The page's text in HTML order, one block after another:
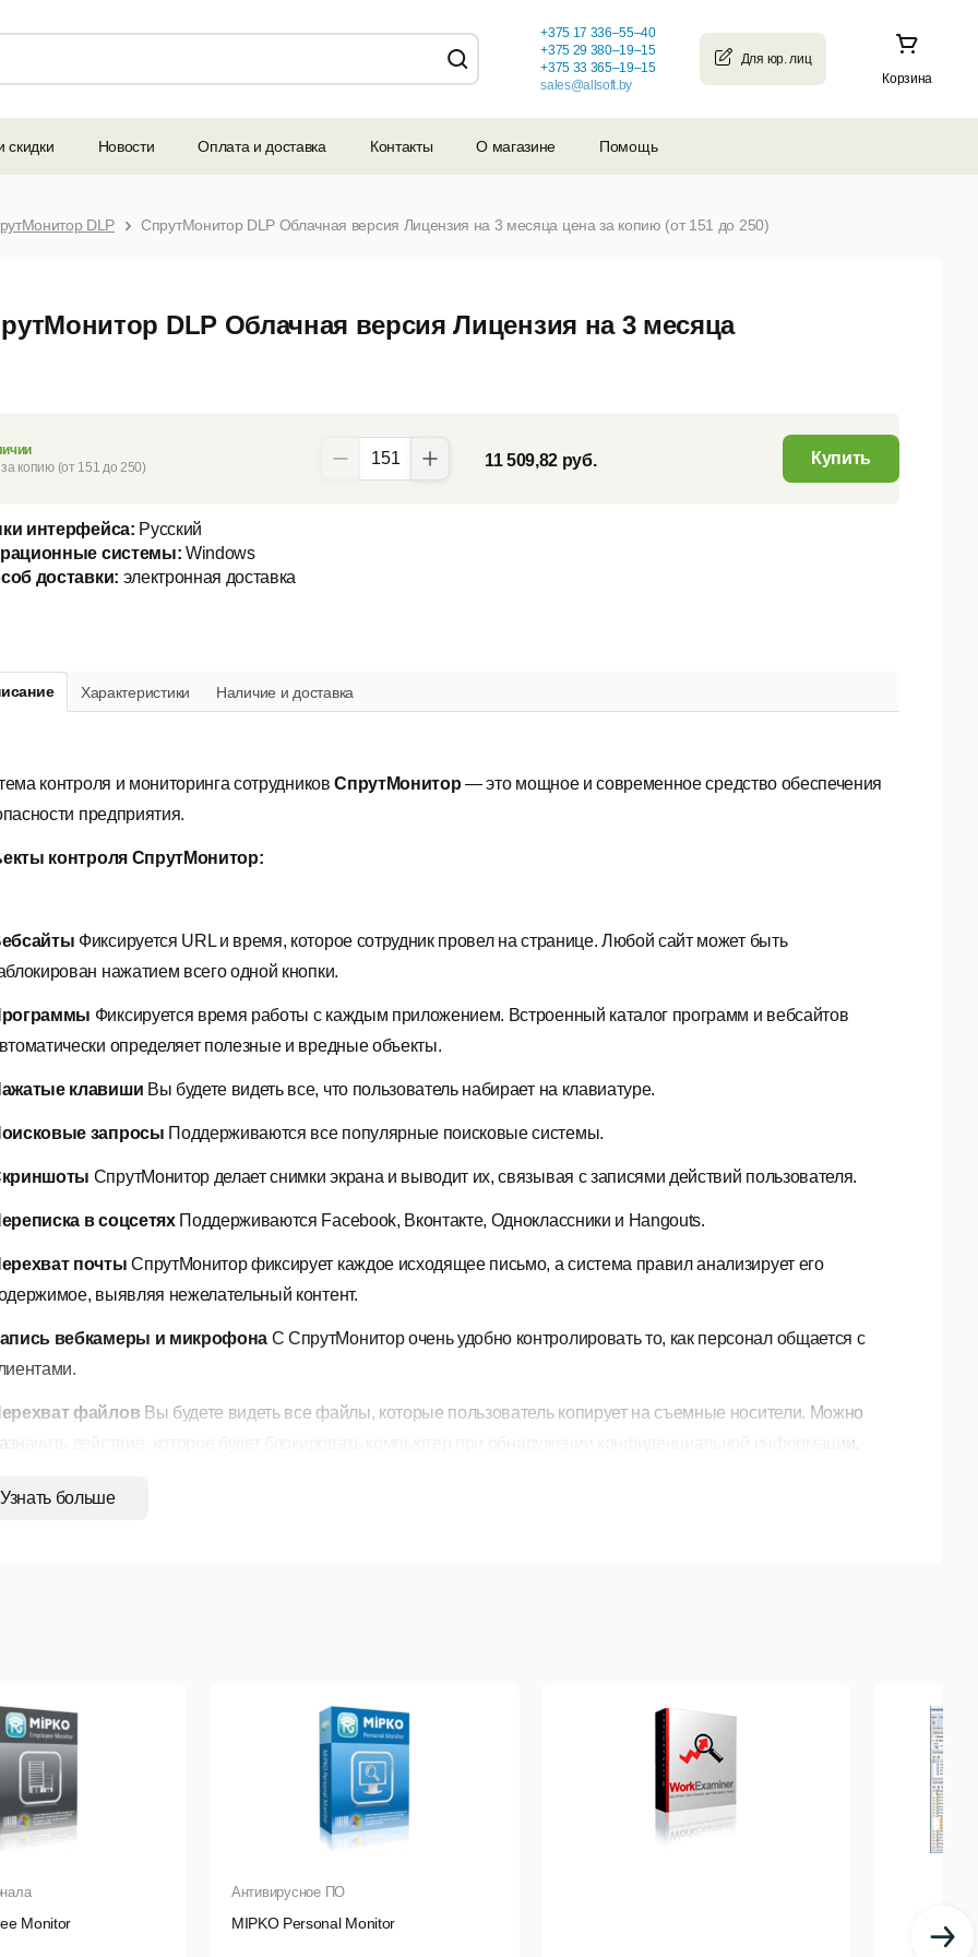
Корзина
+375 17 336–55–40
+375 29 380–19–15
+375 33 365–19–15
sales@allsoft.by
скидки Новости Оплата и доставка Контакты О магазине Помощь
DLP СпрутМонитор DLP Облачная версия Лицензия на 3 месяца цена за копию (от 151 до 250)
DLP Облачная версия Лицензия на 3 месяца
Характеристики Наличие и доставка
контроля и мониторинга сотрудниковСпрутМонитор — это мощное и современное средство обеспечения
предприятия.
контроля СпрутМонитор:
Фиксируется URL и время, которое сотрудник провел на странице. Любой сайт может быть
нажатием всего одной кнопки.
Фиксируется время работы с каждым приложением. Встроенный каталог программ и вебсайтов
определяет полезные и вредные объекты.
клавиши Вы будете видеть все, что пользователь набирает на клавиатуре.
запросы Поддерживаются все популярные поисковые системы.
СпрутМонитор делает снимки экрана и выводит их, связывая с записями действий пользователя.
в соцсетяхПоддерживаются Facebook, Вконтакте, Одноклассники и Hangouts.
почты СпрутМонитор фиксирует каждое исходящее письмо, а система правил анализирует его
выявляя нежелательный контент.
вебкамеры и микрофона С СпрутМонитор очень удобно контролировать то, как персонал общается с
файлов Вы будете видеть все файлы, которые пользователь копирует на съемные носители. Можно
действие, которое будет блокировать компьютер при обнаружении конфиденциальной информации.
печати
проинформированы, когда пользователь попытается загрузить файл на файлообменник, скопировать
клиентов на флешку, или сыграть в онлайн-казино на рабочем месте!
управление
Небезопасные системы, такие как TeamViewer больше не нужны. Вы можете
к любому из компьютеров сотрудников одним кликом, и удаленно управлять им.
производительности трудаСпрутМонитор определит, какие действия сотрудника являются
а какие нет.
Узнать больше
копию (от 151 до 250)
11 509,82 руб. Купить
интерфейса: Русский
системы: Windows
доставки: электронная доставка
Monitor
Антивирусное ПО
MIPKO Personal Monitor